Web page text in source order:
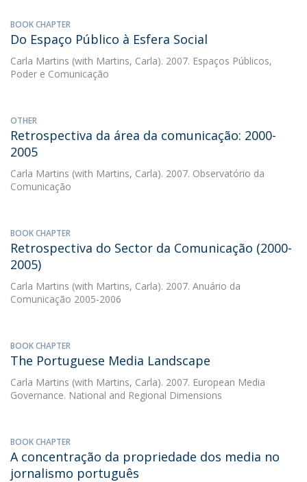
BOOK CHAPTER
Do Espaço Público à Esfera Social
Carla Martins (with Martins, Carla). 2007. Espaços Públicos,
Poder e Comunicação
OTHER
Retrospectiva da área da comunicação: 2000-
2005
Carla Martins (with Martins, Carla). 2007. Observatório da
Comunicação
BOOK CHAPTER
Retrospectiva do Sector da Comunicação (2000-
2005)
Carla Martins (with Martins, Carla). 2007. Anuário da
Comunicação 2005-2006
BOOK CHAPTER
The Portuguese Media Landscape
Carla Martins (with Martins, Carla). 2007. European Media
Governance. National and Regional Dimensions
BOOK CHAPTER
A concentração da propriedade dos media no
jornalismo português